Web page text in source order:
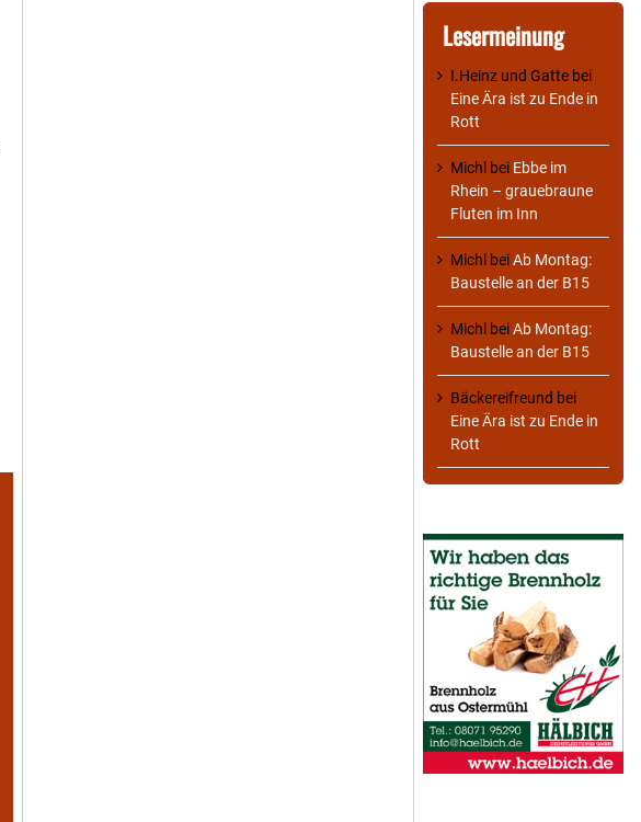
Lesermeinung
I.Heinz und Gatte bei
Eine Ära ist zu Ende in
Rott
Michl bei Ebbe im
Rhein – grauebraune
Fluten im Inn
Michl beiAb Montag:
Baustelle an der B15
Michl beiAb Montag:
Baustelle an der B15
Bäckereifreund bei
Eine Ära ist zu Ende in
Rott